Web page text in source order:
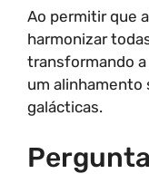
Ao permitir que
harmonizar
transformando
um alinhamento
galácticas.